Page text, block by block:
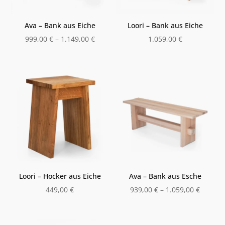
Ava – Bank aus Eiche
999,00 €– 1.149,00 €
Loori – Bank aus Eiche
1.059,00 €
Loori – Hocker aus Eiche
449,00€
Ava – Bank aus Esche
939,00€ – 1.059,00€